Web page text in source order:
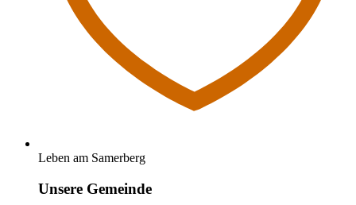
Leben am Samerberg
Unsere Gemeinde